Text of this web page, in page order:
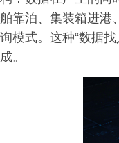
舶靠泊、集装箱进港
询模式。这种“数据
成。